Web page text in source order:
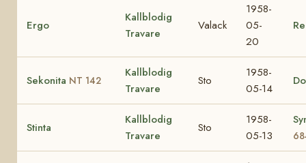
Ergo
Kallblodig
Travare
Valack
1958-
05-
20
Sekonita NT 142
Kallblodig
Travare
Sto
1958-
05-14
Stinta
Kallblodig
Travare
Sto
1958-
05-13